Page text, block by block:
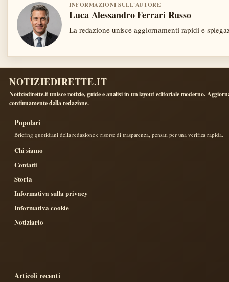
INFORMAZIONI SULL'AUTORE
Luca Alessandro Ferrari Russo
La redazione unisce aggiornamenti rapidi e
NOTIZIEDIRETTE.IT
Notiziedirette.it unisce notizie, guide e analisi in un layout editoriale moderno.
continuamente dalla redazione.
Popolari
Briefing quotidiani della redazione e risorse di trasparenza, pensati per una verifica rapida.
Chi siamo
Contatti
Storia
Informativa sulla privacy
Informativa cookie
Notiziario
Articoli recenti